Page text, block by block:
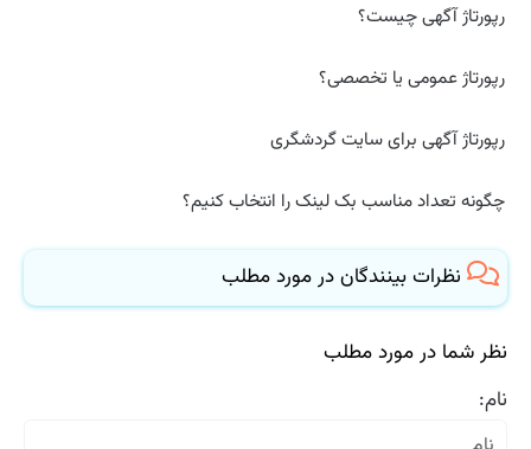
رپورتاژ آگهی چیست؟
رپورتاژ عمومی یا تخصصی؟
رپورتاژ آگهی برای سایت گردشگری
چگونه تعداد مناسب بک لینک را انتخاب کنیم؟
نظرات بینندگان در مورد مطلب
نظر شما در مورد مطلب
نام: